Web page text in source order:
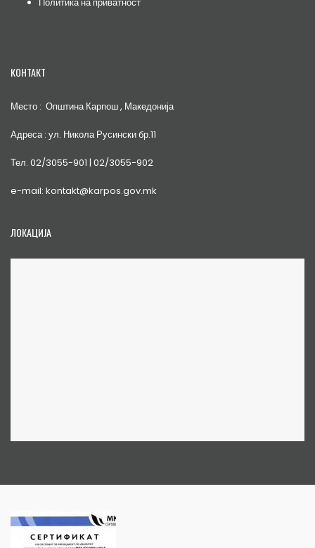
КОНТАКТ
Место : Општина Карпош , Македонија
Адреса : ул. Никола Русински бр.11
Тел. 02/3055-901 | 02/3055-902
e-mail: kontakt@karpos.gov.mk
ЛОКАЦИЈА